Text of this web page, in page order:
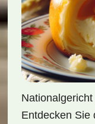
Entdecken Sie